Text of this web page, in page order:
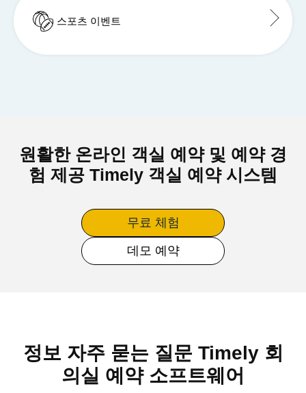
스포츠 이벤트
원활한 온라인 객실 예약 및 예약 경
험 제공 Timely 객실 예약 시스템
무료 체험
데모 예약
정보 자주 묻는 질문 Timely 회
의실 예약 소프트웨어